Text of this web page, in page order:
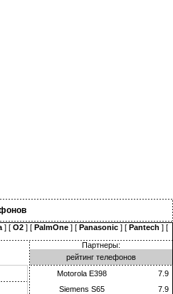
] [ O2] [ PalmOne] [ Panasonic] [ Pantech ] [
Партнеры:
рейтинг телефонов
Motorola E398
7.9
Siemens S65
7.9